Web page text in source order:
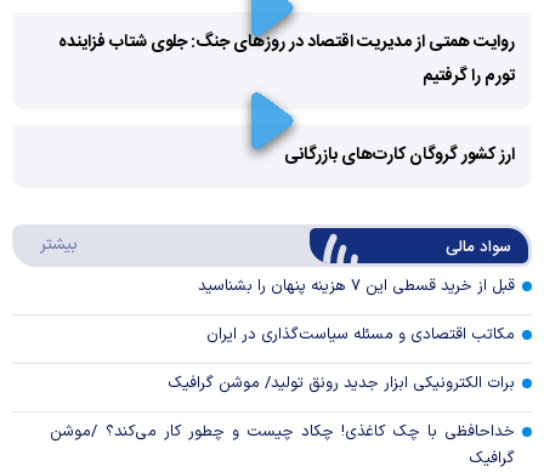
Play
Video
روایت همتی از مدیریت اقتصاد در روزهای جنگ: جلوی شتاب فزاینده
تورم را گرفتیم
Video
ارز کشور گروگان کارت‌های بازرگانی
سواد مالی بیشتر
قبل از خرید قسطی این ۷ هزینه پنهان را بشناسید
مکاتب اقتصادی و مسئله سیاست‌گذاری در ایران
برات الکترونیکی ابزار جدید رونق تولید/ موشن گرافیک
خداحافظی با چک کاغذی! چکاد چیست و چطور کار می‌کند؟ /موشن
گرافیک